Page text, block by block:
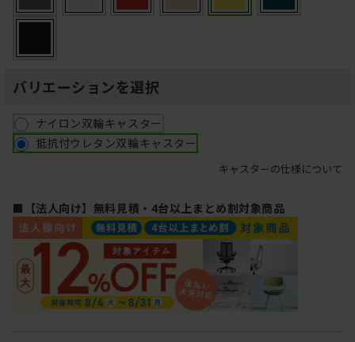
バリエーションを選択
ナイロン双輪キャスター
抵抗付ウレタン双輪キャスター
キャスターの仕様について
■【法人向け】無料見積・4台以上まとめ割対象商品